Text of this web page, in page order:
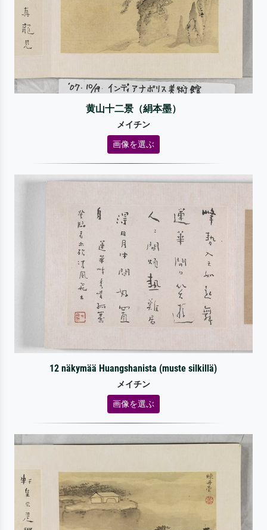
黄山十二景（絹本墨）
メイチン
画像を選ぶ
12 näkymää Huangshanista (muste silkillä)
メイチン
画像を選ぶ